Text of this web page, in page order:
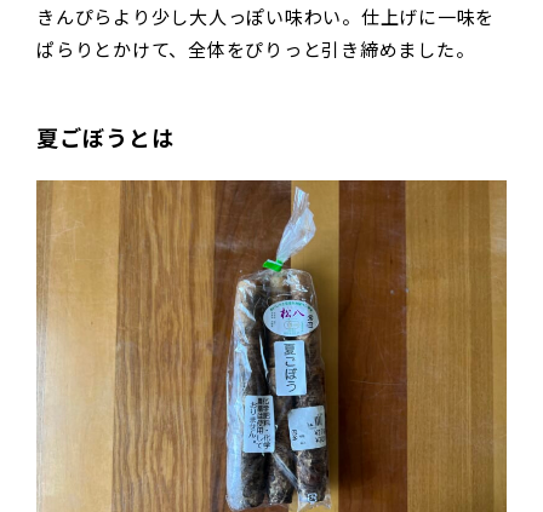
きんぴらより少し大人っぽい味わい。仕上げに一味を
ぱらりとかけて、全体をぴりっと引き締めました。
夏ごぼうとは